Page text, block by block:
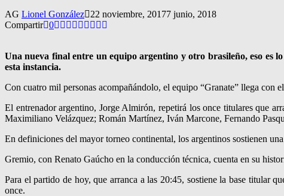
AG Lionel González 22 noviembre, 20177 junio, 2018
Compartir 0
Una nueva final entre un equipo argentino y otro brasileño, eso es
esta instancia.
Con cuatro mil personas acompañándolo, el equipo “Granate” llega
El entrenador argentino, Jorge Almirón, repetirá los once titulares que
Maximiliano Velázquez; Román Martínez, Iván Marcone, Fernando
En definiciones del mayor torneo continental, los argentinos sostienen
Gremio, con Renato Gaúcho en la conducción técnica, cuenta en su
Para el partido de hoy, que arranca a las 20:45, sostiene la base titular
once.